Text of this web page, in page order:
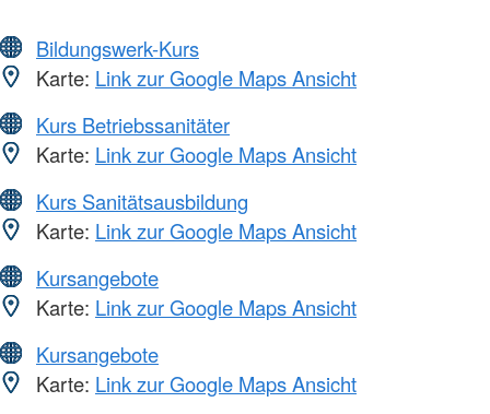
Bildungswerk-Kurs
Karte: Link zur Google Maps Ansicht
Kurs Betriebssanitäter
Karte: Link zur Google Maps Ansicht
Kurs Sanitätsausbildung
Karte: Link zur Google Maps Ansicht
Kursangebote
Karte: Link zur Google Maps Ansicht
Kursangebote
Karte: Link zur Google Maps Ansicht